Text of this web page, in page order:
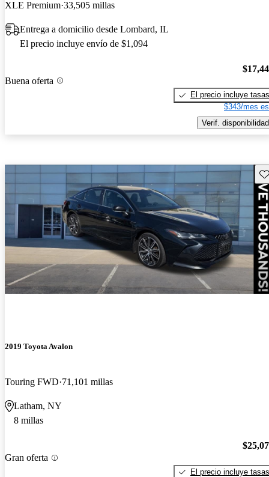
XLE Premium 33,505 millas
Entrega a domicilio desde Lombard, IL
El precio incluye envío de $1,094
Buena oferta
El precio incluye tasas
$343/mes
Verif. disponibilidad
2019 Toyota Avalon
Touring FWD 71,101 millas
Latham, NY
8 millas
Gran oferta
El precio incluye tasas